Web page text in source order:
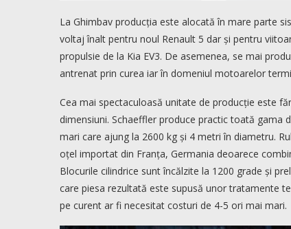
La Ghimbav producția este alocată în mare parte
voltaj înalt pentru noul Renault 5 dar și pentru
propulsie de la Kia EV3. De asemenea, se mai
antrenat prin curea iar în domeniul motoarelor
Cea mai spectaculoasă unitate de producție este
dimensiuni. Schaeffler produce practic toată gama
mari care ajung la 2600 kg și 4 metri în diametru.
oțel importat din Franța, Germania deoarece
Blocurile cilindrice sunt încălzite la 1200 grade și
care piesa rezultată este supusă unor tratamente
pe curent ar fi necesitat costuri de 4-5 ori mai mari.